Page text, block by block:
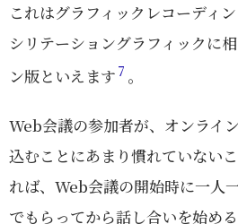
これはグラフィックレコーディ
シリテーショングラフィックに
ン版といえます 7 。
Web会議の参加者が、オンライ
込むことにあまり慣れていない
れば、Web会議の開始時に一人
でもらってから話し合いを始め